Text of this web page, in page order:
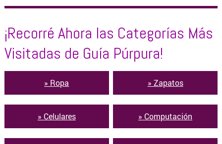
OTROS PRODUCTOS
¡Recorré Ahora las Categorías Más
Visitadas de Guía Púrpura!
» Ropa » Zapatos
» Celulares » Computación